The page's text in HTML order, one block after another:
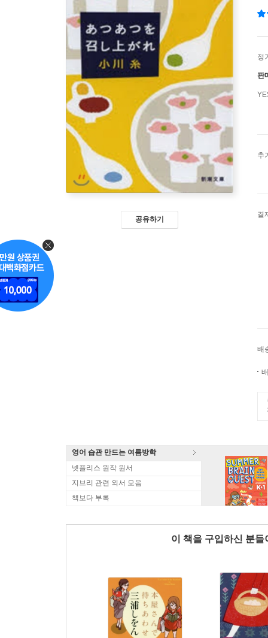
공유하기
정
판
추
결
배
영어 습관 만드는 여름방학
넷플리스 원작 원서
지브리 관련 외서 모음
책보다 부록
이 책을 구입하신 분